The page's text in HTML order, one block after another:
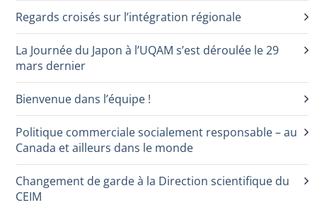
Regards croisés sur l’intégration régionale
La Journée du Japon à l’UQAM s’est déroulée le 29
mars dernier
Bienvenue dans l’équipe !
Politique commerciale socialement responsable – au
Canada et ailleurs dans le monde
Changement de garde à la Direction scientifique du
CEIM